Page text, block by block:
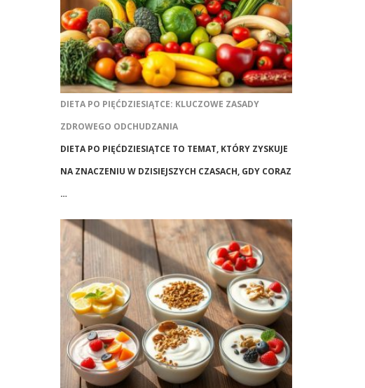
DIETA PO PIĘĆDZIESIĄTCE: KLUCZOWE ZASADY
ZDROWEGO ODCHUDZANIA
DIETA PO PIĘĆDZIESIĄTCE TO TEMAT, KTÓRY ZYSKUJE
NA ZNACZENIU W DZISIEJSZYCH CZASACH, GDY CORAZ
…